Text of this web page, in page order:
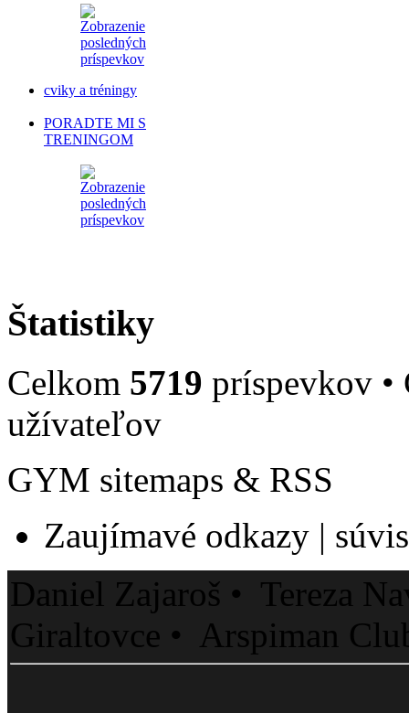
cviky a tréningy
PORADTE MI S
TRENINGOM
Štatistiky
Celkom 5719 príspevkov
užívateľov
GYM sitemaps & RSS
Zaujímavé odkazy |
Daniel Zajaroš • Tereza
Giraltovce • Arspiman